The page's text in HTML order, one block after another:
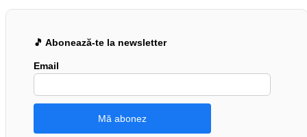
🎵 Abonează-te la newsletter
Email